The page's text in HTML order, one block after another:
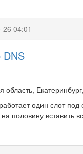
04:01
область,
один слот под
половину вставить